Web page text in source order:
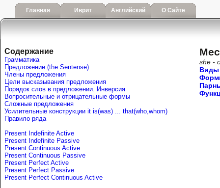
Главная Иврит Английский О Сайте
Содержание
Грамматика
Предложение (the Sentense)
Члены предложения
Цели высказывания предложения
Порядок слов в предложении. Инверсия
Вопросительные и отрицательные формы
Сложные предложения
Усилительные конструкции it is(was) ... that(who,whom)
Правило ряда
Present Indefinite Active
Present Indefinite Passive
Present Continuous Active
Present Continuous Passive
Present Perfect Active
Present Perfect Passive
Present Perfect Continuous Active
she -
Виды